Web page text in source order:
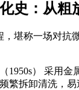
史：从粗
堪称一场对抗
（1950s） 采用
繁拆卸清洗，易